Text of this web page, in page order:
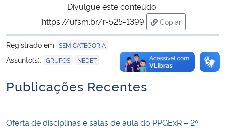
Divulgue este conteúdo:
https://ufsm.br/r-525-1399
Copiar
para área de
Registrado em SEM CATEGORIA
Assunto(s): GRUPOS NEDET
Publicações Recentes
Oferta de disciplinas e salas de aula do PPGExR – 2º